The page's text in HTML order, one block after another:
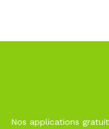
Nos applications